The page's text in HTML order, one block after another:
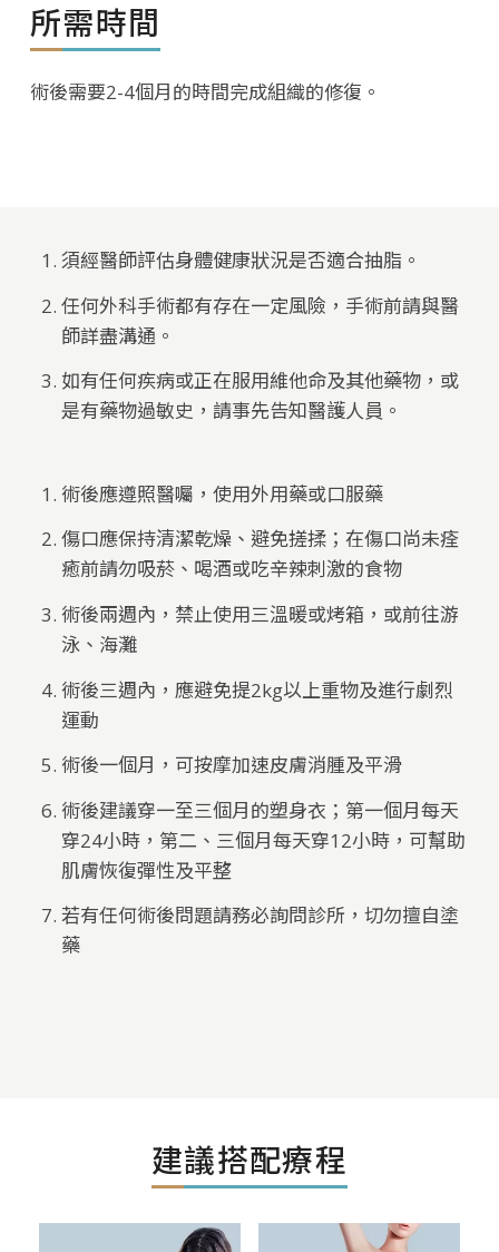
所需時間
術後需要2-4個月的時間完成組織的修復。
須經醫師評估身體健康狀況是否適合抽脂。
任何外科手術都有存在一定風險，手術前請與醫
師詳盡溝通。
如有任何疾病或正在服用維他命及其他藥物，或
是有藥物過敏史，請事先告知醫護人員。
術後應遵照醫囑，使用外用藥或口服藥
傷口應保持清潔乾燥、避免搓揉；在傷口尚未痊
癒前請勿吸菸、喝酒或吃辛辣刺激的食物
術後兩週內，禁止使用三溫暖或烤箱，或前往游
泳、海灘
術後三週內，應避免提2kg以上重物及進行劇烈
運動
術後一個月，可按摩加速皮膚消腫及平滑
術後建議穿一至三個月的塑身衣；第一個月每天
穿24小時，第二、三個月每天穿12小時，可幫助
肌膚恢復彈性及平整
若有任何術後問題請務必詢問診所，切勿擅自塗
藥
建議搭配療程